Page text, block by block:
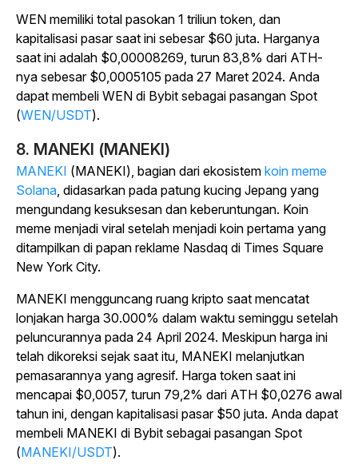
WEN memiliki total pasokan 1 triliun token, dan
kapitalisasi pasar saat ini sebesar $60 juta. Harganya
saat ini adalah $0,00008269, turun 83,8% dari ATH-
nya sebesar $0,0005105 pada 27 Maret 2024. Anda
dapat membeli WEN di Bybit sebagai pasangan Spot
(WEN/USDT).
8. MANEKI (MANEKI)
MANEKI (MANEKI), bagian dari ekosistem koin meme
Solana, didasarkan pada patung kucing Jepang yang
mengundang kesuksesan dan keberuntungan. Koin
meme menjadi viral setelah menjadi koin pertama yang
ditampilkan di papan reklame Nasdaq di Times Square
New York City.
MANEKI mengguncang ruang kripto saat mencatat
lonjakan harga 30.000% dalam waktu seminggu setelah
peluncurannya pada 24 April 2024. Meskipun harga ini
telah dikoreksi sejak saat itu, MANEKI melanjutkan
pemasarannya yang agresif. Harga token saat ini
mencapai $0,0057, turun 79,2% dari ATH $0,0276 awal
tahun ini, dengan kapitalisasi pasar $50 juta. Anda dapat
membeli MANEKI di Bybit sebagai pasangan Spot
(MANEKI/USDT).